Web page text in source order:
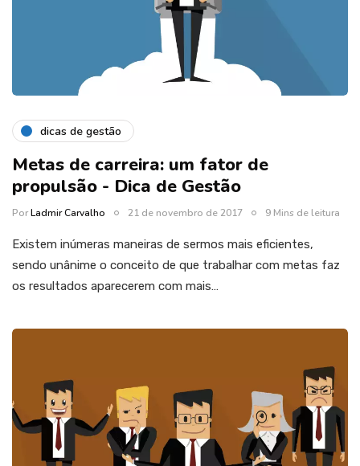
dicas de gestão
Metas de carreira: um fator de
propulsão - Dica de Gestão
PorLadmir Carvalho 21 de novembro de 2017 9 Mins de leitura
Existem inúmeras maneiras de sermos mais eficientes,
sendo unânime o conceito de que trabalhar com metas faz
os resultados aparecerem com mais…